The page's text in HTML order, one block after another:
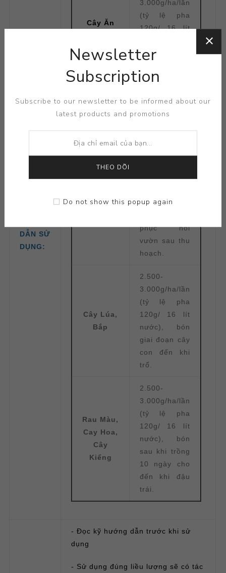
DẪN SỬ
DỤNG:
Cây Ăn
3.000g/ha/lần
(tỷ lệ pha
120g/ 16 lít
vào thời kì
sau thu
2.500-
sau thu
đến sau khi
phục hồi
vườn sau thu
hoạch.
Cây Lúa,
Bắp
2.500-
3.000g/ha/lần
(tỷ lệ pha
120g/ 16 lít
nước), bón
giai đoạn cây
con đến khi
trổ.
Rau Màu,
Cay Hoa,
Cây
Kiểng
2.500-
3.000g/ha/lần
(tỷ lệ pha
120g/ 16 lít
nước), bón
sau khi trồng
10 ngày cho
đến khi đậu
trái.
- Đọc kỹ hướng dẫn trước khi sử
dụng
- Sử dụng đúng liều lượng sẽ có tác
Newsletter
Subscription
Subscribe to our newsletter to be informed about our
latest products and promotions
THEO DÕI
Do not show this popup again